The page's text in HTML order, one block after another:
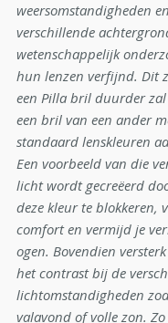
weersomstandigheden
verschillende
wetenschappelijk
hun lenzen verfijnd. Dit
een Pilla bril duurder
een bril van een ander
standaard lenskleuren
Een voorbeeld van die
licht wordt gecreëerd
deze kleur te blokkeren,
comfort en vermijd je
ogen. Bovendien
het contrast bij de
lichtomstandigheden
valavond of volle zon.